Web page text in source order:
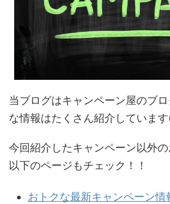
当ブログはキャンペーン屋のブ
な情報はたくさん紹介していま
今回紹介したキャンペーン以外の
以下のページもチェック！！
おトクな最新キャンペーン情